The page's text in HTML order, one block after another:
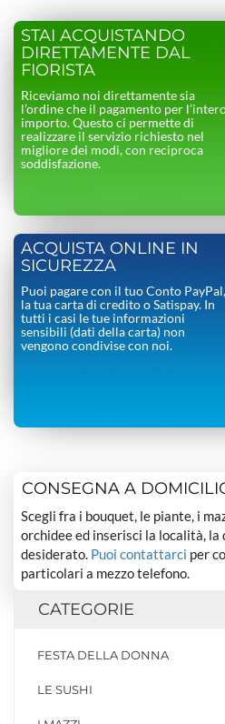
STAI ACQUISTANDO
DIRETTAMENTE DAL
FIORISTA
Riceviamo noi direttamente sia
l’ordine che il pagamento per
importo. Questo ci permette di
realizzare il servizio richiesto nel
migliore dei modi, con reciproca
soddisfazione.
ACQUISTA ONLINE IN
SICUREZZA
Puoi pagare con il tuo Conto PayPal,
la tua carta di credito o Satispay. In
tutti i casi le tue informazioni
sensibili (dati della carta) non
vengono condivise con noi.
CONSEGNA A
Scegli fra i bouquet, le piante, i
orchidee ed inserisci la località, la
desiderato. Puoi contattarci per
particolari a mezzo telefono.
CATEGORIE
FESTA DELLA DONNA
LE SUSHI